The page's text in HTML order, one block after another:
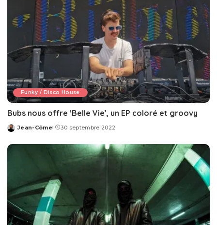
Funky / Disco House
Bubs nous offre ‘Belle Vie’, un EP coloré et groovy
Posted
Jean-Côme 30 septembre 2022